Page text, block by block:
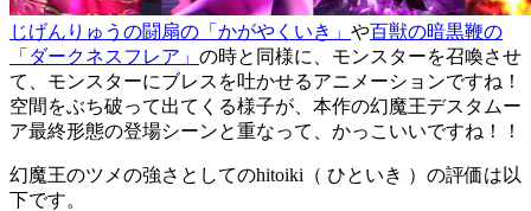
じげんりゅうの闘扇の「かがやくいき」 や百獣の暗黒鞭の
「ダークネスフレア」 の時と同様に、モンスターを召喚させ
て、モンスターにブレスを吐かせるアニメーションですね！
空間をぶち破って出てくる様子が、本作の幻魔王デスタムー
ア最終形態の登場シーンと重なって、かっこいいですね！！
幻魔王のツメの強さとしてのhitoiki（ ひといき ）の評価は以
下です。